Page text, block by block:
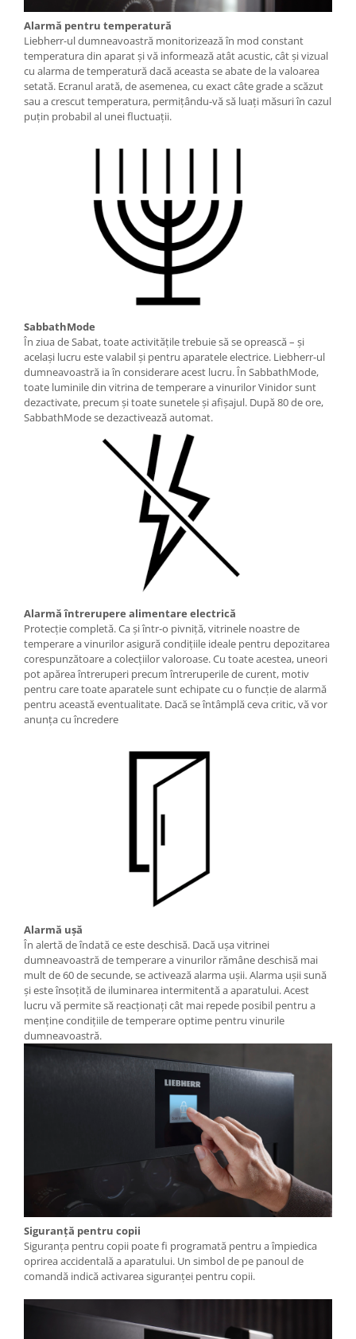
Alarmă pentru temperatură
Liebherr-ul dumneavoastră monitorizează în mod constant
temperatura din aparat şi vă informează atât acustic, cât şi vizual
cu alarma de temperatură dacă aceasta se abate de la valoarea
setată. Ecranul arată, de asemenea, cu exact câte grade a scăzut
sau a crescut temperatura, permiţându-vă să luaţi măsuri în cazul
puţin probabil al unei fluctuaţii.
SabbathMode
În ziua de Sabat, toate activităţile trebuie să se oprească – şi
acelaşi lucru este valabil şi pentru aparatele electrice. Liebherr-ul
dumneavoastră ia în considerare acest lucru. În SabbathMode,
toate luminile din vitrina de temperare a vinurilor Vinidor sunt
dezactivate, precum și toate sunetele și afișajul. După 80 de ore,
SabbathMode se dezactivează automat.
Alarmă întrerupere alimentare electrică
Protecție completă. Ca și într-o pivniță, vitrinele noastre de
temperare a vinurilor asigură condițiile ideale pentru depozitarea
corespunzătoare a colecțiilor valoroase. Cu toate acestea, uneori
pot apărea întreruperi precum întreruperile de curent, motiv
pentru care toate aparatele sunt echipate cu o funcţie de alarmă
pentru această eventualitate. Dacă se întâmplă ceva critic, vă vor
anunța cu încredere
Alarmă uşă
În alertă de îndată ce este deschisă. Dacă ușa vitrinei
dumneavoastră de temperare a vinurilor rămâne deschisă mai
mult de 60 de secunde, se activează alarma ușii. Alarma ușii sună
și este însoțită de iluminarea intermitentă a aparatului. Acest
lucru vă permite să reacționați cât mai repede posibil pentru a
menține condițiile de temperare optime pentru vinurile
dumneavoastră.
Siguranţă pentru copii
Siguranța pentru copii poate fi programată pentru a împiedica
oprirea accidentală a aparatului. Un simbol de pe panoul de
comandă indică activarea siguranței pentru copii.